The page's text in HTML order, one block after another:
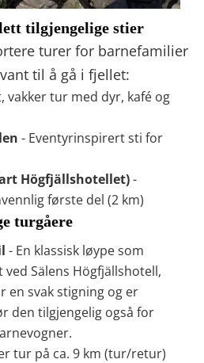
tilgjengelige stier
turer for barnefamilier
til å gå i fjellet:
vakker tur med dyr, kafé og
- Eventyrinspirert sti for
Högfjällshotellet)-
første del (2 km)
turgåere
- En klassisk løype som
ved Sälens Högfjällshotell,
en svak stigning og er
den tilgjengelig også for
tur på ca. 9 km (tur/retur)